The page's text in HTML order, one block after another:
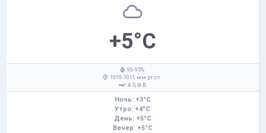
+5°C
: 93-95%
: 1019-1011 мм рт.ст.
: 4-5,
В
Ночь: +3°C
Утро: +4°C
День: +5°C
Вечер: +5°C